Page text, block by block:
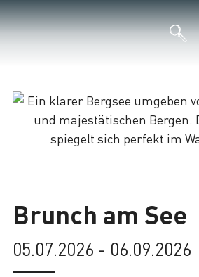
Brunch am See
05.07.2026 - 06.09.2026